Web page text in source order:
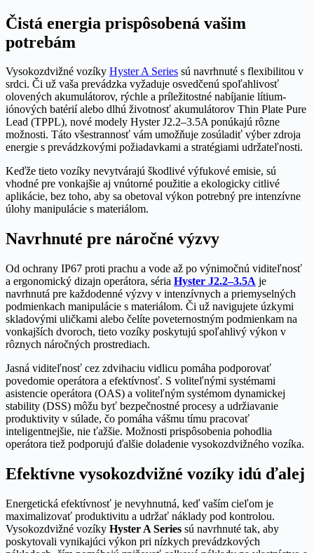
Čistá energia prispôsobená vašim
potrebám
Vysokozdvižné vozíky Hyster A Series sú navrhnuté s flexibilitou v
srdci. Či už vaša prevádzka vyžaduje osvedčenú spoľahlivosť
olovených akumulátorov, rýchle a príležitostné nabíjanie lítium-
iónových batérií alebo dlhú životnosť akumulátorov Thin Plate Pure
Lead (TPPL), nové modely Hyster J2.2–3.5A ponúkajú rôzne
možnosti. Táto všestrannosť vám umožňuje zosúladiť výber zdroja
energie s prevádzkovými požiadavkami a stratégiami udržateľnosti.
Keďže tieto vozíky nevytvárajú škodlivé výfukové emisie, sú
vhodné pre vonkajšie aj vnútorné použitie a ekologicky citlivé
aplikácie, bez toho, aby sa obetoval výkon potrebný pre intenzívne
úlohy manipulácie s materiálom.
Navrhnuté pre náročné výzvy
Od ochrany IP67 proti prachu a vode až po výnimočnú viditeľnosť
a ergonomický dizajn operátora, séria Hyster J2.2–3.5A je
navrhnutá pre každodenné výzvy v intenzívnych a priemyselných
podmienkach manipulácie s materiálom. Či už navigujete úzkymi
skladovými uličkami alebo čelíte poveternostným podmienkam na
vonkajších dvoroch, tieto vozíky poskytujú spoľahlivý výkon v
rôznych náročných prostrediach.
Jasná viditeľnosť cez zdvihaciu vidlicu pomáha podporovať
povedomie operátora a efektívnosť. S voliteľnými systémami
asistencie operátora (OAS) a voliteľným systémom dynamickej
stability (DSS) môžu byť bezpečnostné procesy a udržiavanie
produktivity v súlade, čo pomáha vášmu tímu pracovať
inteligentnejšie, nie ťažšie. Možnosti prispôsobenia pohodlia
operátora tiež podporujú ďalšie doladenie vysokozdvižného vozíka.
Efektívne vysokozdvižné vozíky idú ďalej
Energetická efektívnosť je nevyhnutná, keď vaším cieľom je
maximalizovať produktivitu a udržať náklady pod kontrolou.
Vysokozdvižné vozíky Hyster A Series sú navrhnuté tak, aby
poskytovali vynikajúci výkon pri nízkych prevádzkových